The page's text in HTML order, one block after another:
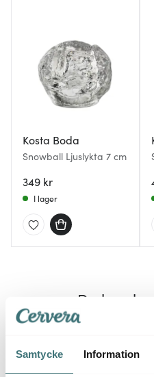
Samtycke Information
Kosta Boda
Snowball Ljuslykta 7 cm
349 kr
I lager
Du kanske
40%